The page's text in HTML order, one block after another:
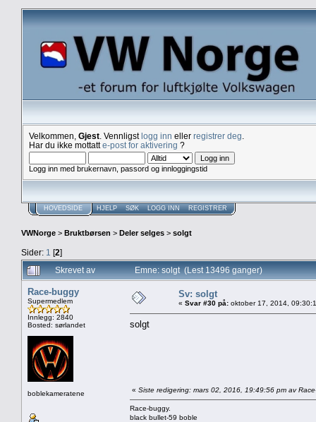
Velkommen, Gjest . Vennligstlogg inn eller registrer deg
Har du ikke mottatte-post for aktivering ?
Logg inn med brukernavn, passord og innloggingstid
HOVEDSIDE HJELP SØK LOGG INN REGISTRER
VWNorge > Bruktbørsen > Deler selges > solgt
Sider: 1 [2]
Skrevet av
Emne: solgt (Lest 13496 ganger)
Race-buggy
Supermedlem
Innlegg: 2840
Bosted: sørlandet
boblekameratene
Sv: solgt
« Svar #30 på: oktober 17, 2014,
solgt
« Siste redigering: mars 02, 2016, 19:49:56 pm av
Race-buggy.
black bullet-59 boble